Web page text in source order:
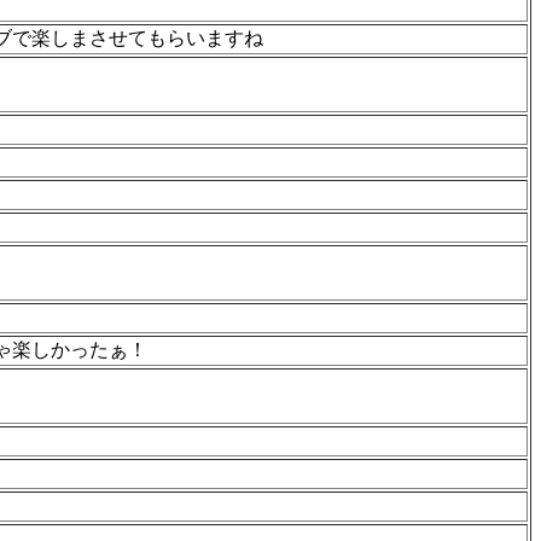
で楽しまさせてもらいますね
しかったぁ！